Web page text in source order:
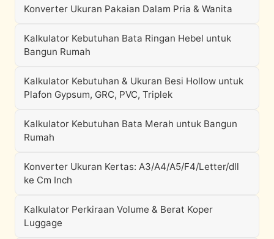
Konverter Ukuran Pakaian Dalam Pria & Wanita
Kalkulator Kebutuhan Bata Ringan Hebel untuk
Bangun Rumah
Kalkulator Kebutuhan & Ukuran Besi Hollow untuk
Plafon Gypsum, GRC, PVC, Triplek
Kalkulator Kebutuhan Bata Merah untuk Bangun
Rumah
Konverter Ukuran Kertas: A3/A4/A5/F4/Letter/dll
ke Cm Inch
Kalkulator Perkiraan Volume & Berat Koper
Luggage